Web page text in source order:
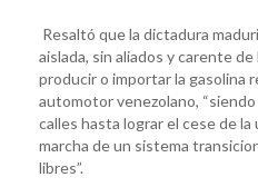
Resaltó que la dictadura
aislada, sin aliados y carente
producir o importar la gasolina
automotor venezolano,
calles hasta lograr el cese de
marcha de un sistema
libres”.